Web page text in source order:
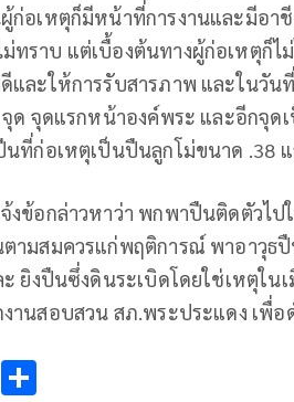
ก่อเหตุก็มีหน้าที่การงานและมีอ
ราบ แต่เบื้องต้นทางผู้ก่อเหตุก็ไ
และให้การรับสารภาพ และในวัน
ด จุดแรกหน้าองค์พระ และอีกจุด
ที่ก่อเหตุเป็นปืนลูกโม่ขนาด .38
งข้อกล่าวหาว่า พกพาปืนติดตัวไ
ตามสมควรแก่พฤติการณ์ พาอาวุธ
ะ ยิงปืนซึ่งดินระเบิดโดยใช่เหตุ
านสอบสวน สภ.พระประแดง เพื่
Li